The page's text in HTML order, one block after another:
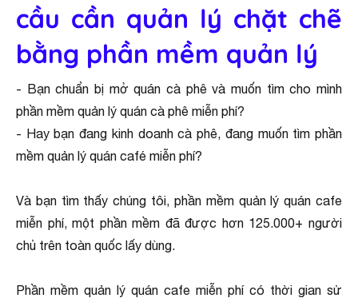
cầu cần quản lý chặt chẽ
bằng phần mềm quản lý
- Bạn chuẩn bị mở quán cà phê và muốn tìm cho mình
phần mềm quản lý quán cà phê miễn phí?
- Hay bạn đang kinh doanh cà phê, đang muốn tìm phần
mềm quản lý quán café miễn phí?
Và bạn tìm thấy chúng tôi, phần mềm quản lý quán cafe
miễn phí, một phần mềm đã được hơn 125.000+ người
chủ trên toàn quốc lấy dùng.
Phần mềm quản lý quán cafe miễn phí có thời gian sử